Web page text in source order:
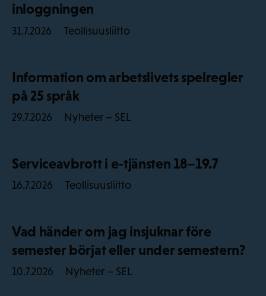
inloggningen
31.7.2026 Teollisuusliitto
Information om arbetslivets spelregler
på 25 språk
29.7.2026 Nyheter – SEL
Serviceavbrott i e-tjänsten 18–19.7
16.7.2026 Teollisuusliitto
Vad händer om jag insjuknar före
semester börjat eller under semestern?
10.7.2026 Nyheter – SEL